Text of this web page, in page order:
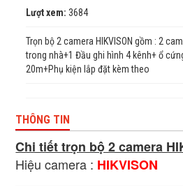
Lượt xem: 3684
Trọn bộ 2 camera HIKVISON gồm : 2
trong nhà+1 Đầu ghi hình 4 kênh+ ổ
20m+Phụ kiện lắp đặt kèm theo
THÔNG TIN
Chi tiết trọn bộ 2 camera
Hiệu camera : HIKVISON